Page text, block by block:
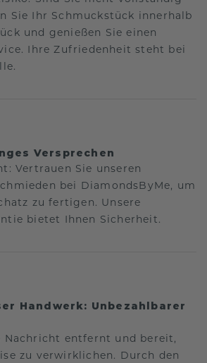
Sie Ihr Schmuckstück innerhalb
und genießen Sie einen
Ihre Zufriedenheit steht bei
Versprechen
Vertrauen Sie unseren
bei DiamondsByMe, um
zu fertigen. Unsere
bietet Ihnen Sicherheit.
Handwerk: Unbezahlbarer
Nachricht entfernt und bereit,
zu verwirklichen. Durch den